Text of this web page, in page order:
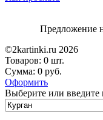
Предложение
©2kartinki.ru 2026
Товаров: 0 шт.
Сумма: 0 руб.
Оформить
Выберите или введите